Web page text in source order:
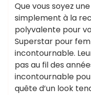
Que vous soyez
simplement à la
polyvalente pour
Superstar pour
incontournable.
pas au fil des
incontournable
quête d’un look